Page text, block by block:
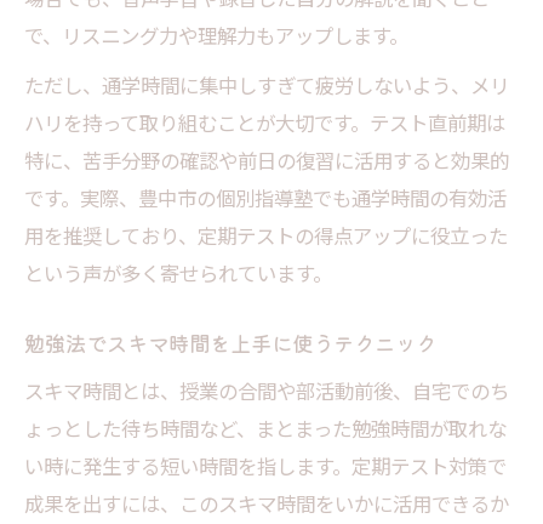
で、リスニング力や理解力もアップします。
ただし、通学時間に集中しすぎて疲労しないよう、メリ
ハリを持って取り組むことが大切です。テスト直前期は
特に、苦手分野の確認や前日の復習に活用すると効果的
です。実際、豊中市の個別指導塾でも通学時間の有効活
用を推奨しており、定期テストの得点アップに役立った
という声が多く寄せられています。
勉強法でスキマ時間を上手に使うテクニック
スキマ時間とは、授業の合間や部活動前後、自宅でのち
ょっとした待ち時間など、まとまった勉強時間が取れな
い時に発生する短い時間を指します。定期テスト対策で
成果を出すには、このスキマ時間をいかに活用できるか